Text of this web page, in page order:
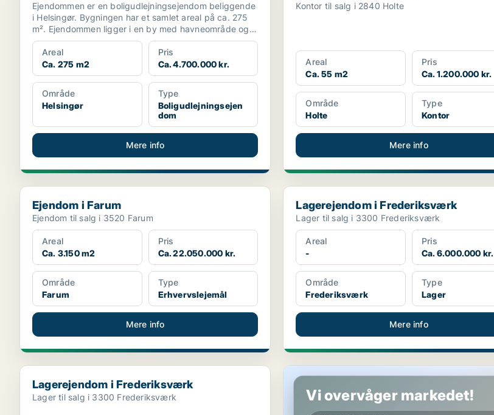
Ejendommen er en boligudlejningsejendom beliggende
i Helsingør. Bygningen har et samlet areal på ca. 275
m². Ejendommen ligger i en by med havneområde og
tæt...
Areal
Ca. 275 m2
Pris
Ca. 4.700.000 kr.
Område
Helsingør
Type
Boligudlejningsejen
dom
Mere info
Kontor til salg i 2840 Holte
Areal
Ca. 55 m2
Pris
Ca. 1.200.000 kr.
Område
Holte
Type
Kontor
Mere info
Ejendom i Farum
Ejendom i Farum
Ejendom til salg i 3520 Farum
Areal
Ca. 3.150 m2
Pris
Ca. 22.050.000 kr.
Område
Farum
Type
Erhvervslejemål
Mere info
Lagerejendom i Frederiksværk
Lagerejendom i Frederiksværk
Lager til salg i 3300 Frederiksværk
Areal
-
Pris
Ca. 6.000.000 kr.
Område
Frederiksværk
Type
Lager
Mere info
Lagerejendom i Frederiksværk
Lagerejendom i Frederiksværk
Lager til salg i 3300 Frederiksværk
Hotelejendom i Værløse
Vi overvåger markedet!